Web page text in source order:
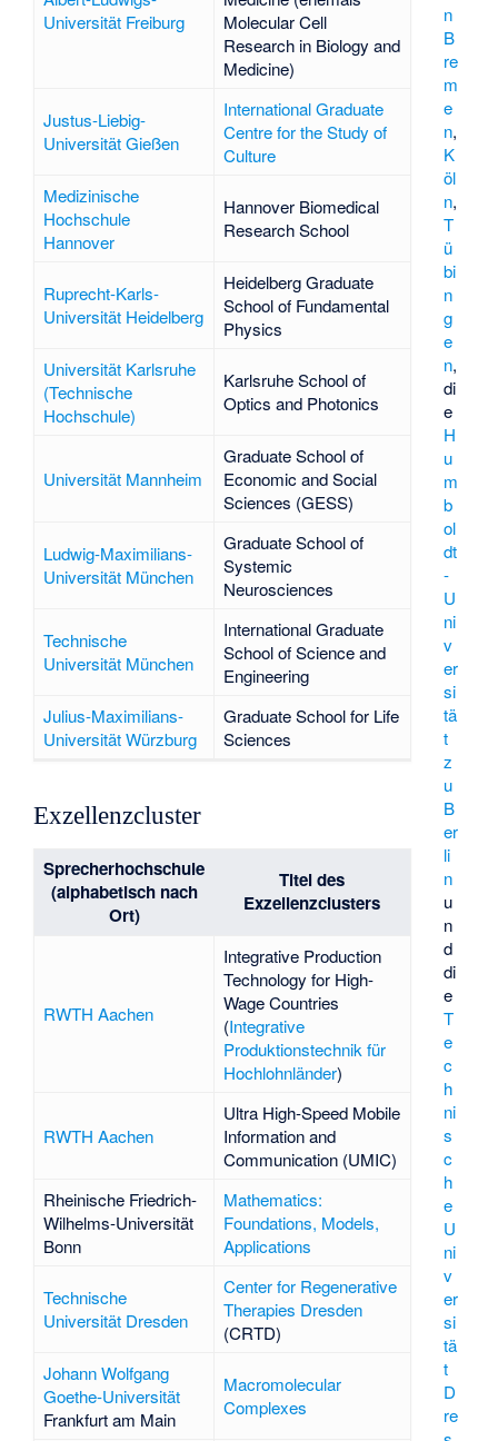
n
B
re
m
e
n,
K
öl
n,
T
ü
bi
n
g
e
n,
di
e
H
u
m
b
ol
dt
-
U
ni
v
er
si
tä
t
z
u
B
er
li
n
u
n
d
di
e
T
e
c
h
ni
s
c
h
e
U
ni
v
er
si
tä
t
D
re
Universität Freiburg
Molecular Cell
Research in Biology and
Medicine)
Justus-Liebig-
Universität Gießen
International Graduate
Centre for the Study of
Culture
Medizinische
Hochschule
Hannover
Hannover Biomedical
Research School
Ruprecht-Karls-
Universität Heidelberg
Heidelberg Graduate
School of Fundamental
Physics
Universität Karlsruhe
(Technische
Hochschule)
Karlsruhe School of
Optics and Photonics
Universität Mannheim
Graduate School of
Economic and Social
Sciences (GESS)
Ludwig-Maximilians-
Universität München
Graduate School of
Systemic
Neurosciences
Technische
Universität München
International Graduate
School of Science and
Engineering
Julius-Maximilians-
Universität Würzburg
Graduate School for Life
Sciences
Exzellenzcluster
Sprecherhochschule
(alphabetisch nach
Ort)
Titel des
Exzellenzclusters
RWTH Aachen
Integrative Production
Technology for High-
Wage Countries
(Integrative
Produktionstechnik für
Hochlohnländer)
RWTH Aachen
Ultra High-Speed Mobile
Information and
Communication (UMIC)
Rheinische Friedrich-
Wilhelms-Universität
Bonn
Mathematics:
Foundations, Models,
Applications
Technische
Universität Dresden
Center for Regenerative
Therapies Dresden
(CRTD)
Johann Wolfgang
Goethe-Universität
Frankfurt am Main
Macromolecular
Complexes